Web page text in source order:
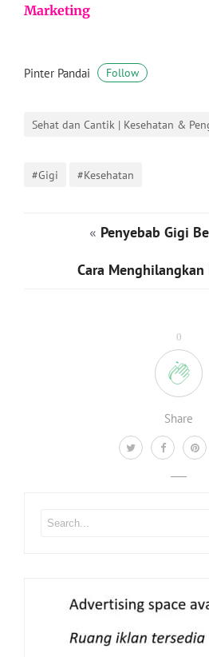
0
Share
Marketing
Pinter Pandai Follow
Sehat dan Cantik | Kesehatan &
#Gigi #Kesehatan
« Penyebab Gigi
Cara Menghilangkan